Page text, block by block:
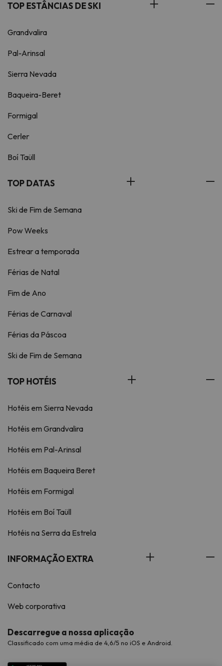
TOP ESTÂNCIAS DE SKI
Grandvalira
Pal-Arinsal
Sierra Nevada
Baqueira-Beret
Formigal
Cerler
Boí Taüll
TOP DATAS
Ski de Fim de Semana
Pow Weeks
Estrear a temporada
Férias de Natal
Fim de Ano
Férias de Carnaval
Férias da Páscoa
Ski de Fim de Semana
TOP HOTÉIS
Hotéis em Sierra Nevada
Hotéis em Grandvalira
Hotéis em Pal-Arinsal
Hotéis em Baqueira Beret
Hotéis em Formigal
Hotéis em Boí Taüll
Hotéis na Serra da Estrela
INFORMAÇÃO EXTRA
Contacto
Web corporativa
Descarregue a nossa aplicação
Classificado com uma média de 4,6/5 no iOS e Android.